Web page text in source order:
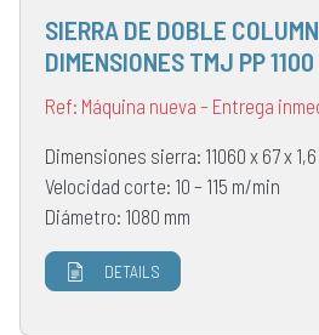
SIERRA DE DOBLE
DIMENSIONES TMJ PP 1100
Ref: Máquina nueva – Entrega
Dimensiones sierra: 11060 x 67 x 1,6
Velocidad corte: 10 – 115 m/min
Diámetro: 1080 mm
DETAILS